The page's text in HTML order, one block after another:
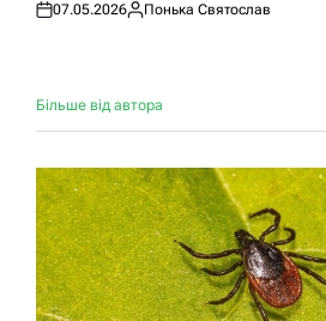
Оприлюднено
07.05.2026
Опубліковано
Понька Святослав
Більше від автора